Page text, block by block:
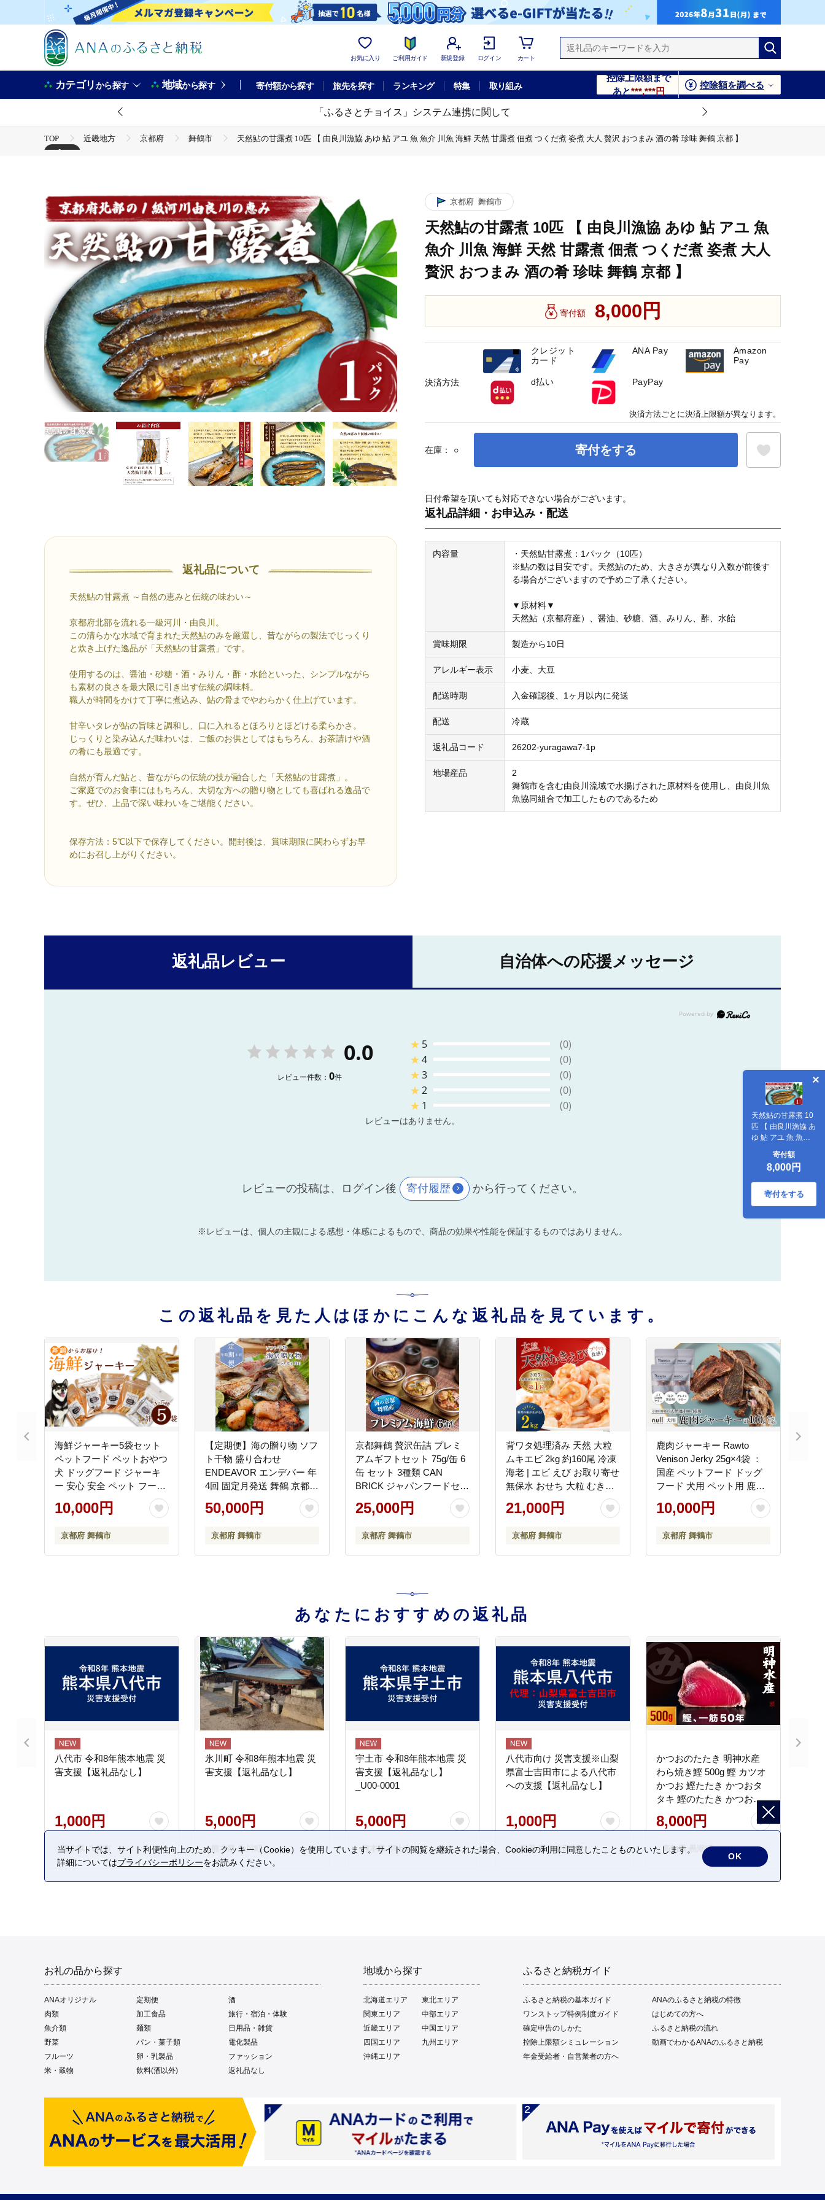
お気に入り ご利用ガイド 新規登録 ログイン カート
カテゴリから探す 地域から探す 寄付額から探す 旅先を探す ランキング 特集 取り組み
控除上限額まで
あと***,***円
控除額を調べる
「ふるさとチョイス」システム連携に関して
TOP 近畿地方 京都府 舞鶴市 天然鮎の甘露煮 10匹 【 由良川漁協 あゆ 鮎 アユ 魚 魚介 川魚 海鮮 天然 甘露煮 佃煮 つくだ煮 姿煮 大人 贅沢 おつまみ 酒の肴 珍味 舞鶴 京都 】
+1
返礼品について
天然鮎の甘露煮 ～自然の恵みと伝統の味わい～
京都府北部を流れる一級河川・由良川。
この清らかな水域で育まれた天然鮎のみを厳選し、昔ながらの製法でじっくり
と炊き上げた逸品が「天然鮎の甘露煮」です。
使用するのは、醤油・砂糖・酒・みりん・酢・水飴といった、シンプルながら
も素材の良さを最大限に引き出す伝統の調味料。
職人が時間をかけて丁寧に煮込み、鮎の骨までやわらかく仕上げています。
甘辛いタレが鮎の旨味と調和し、口に入れるとほろりとほどける柔らかさ。
じっくりと染み込んだ味わいは、ご飯のお供としてはもちろん、お茶請けや酒
の肴にも最適です。
自然が育んだ鮎と、昔ながらの伝統の技が融合した「天然鮎の甘露煮」。
ご家庭でのお食事にはもちろん、大切な方への贈り物としても喜ばれる逸品で
す。ぜひ、上品で深い味わいをご堪能ください。
保存方法：5℃以下で保存してください。開封後は、賞味期限に関わらずお早
めにお召し上がりください。
京都府 舞鶴市
天然鮎の甘露煮 10匹 【 由良川漁協 あゆ 鮎 アユ 魚
魚介 川魚 海鮮 天然 甘露煮 佃煮 つくだ煮 姿煮 大人
贅沢 おつまみ 酒の肴 珍味 舞鶴 京都 】
寄付額 8,000円
在庫： ○ 寄付をする
天然鮎の甘露煮 10
匹 【 由良川漁協 あ
ゆ 鮎 アユ 魚 魚介
川魚 海鮮 天然 甘露
煮 佃煮 つくだ煮 姿
煮 大人 贅沢 おつま
み 酒の肴 珍味 舞鶴
京都 】
寄付額
8,000円
寄付をする
日付希望を頂いても対応できない場合がございます。
返礼品詳細・お申込み・配送
内容量
・天然鮎甘露煮：1パック（10匹）
※鮎の数は目安です。天然鮎のため、大きさが異なり入数が前後す
る場合がございますので予めご了承ください。
▼原材料▼
天然鮎（京都府産）、醤油、砂糖、酒、みりん、酢、水飴
賞味期限 製造から10日
アレルギー表示 小麦、大豆
配送時期 入金確認後、1ヶ月以内に発送
配送 冷蔵
返礼品コード 26202-yuragawa7-1p
地場産品
2
舞鶴市を含む由良川流域で水揚げされた原材料を使用し、由良川魚
魚協同組合で加工したものであるため
決済方法
クレジット
カード
ANA Pay
Amazon
Pay
d払い PayPay
決済方法ごとに決済上限額が異なります。
返礼品レビュー 自治体への応援メッセージ
0.0
レビュー件数： 0件
★ 5
(0)
★4
(0)
★3
(0)
★2
(0)
★ 1 (0)
レビューはありません。
レビューの投稿は、ログイン後 寄付履歴 から行ってください。
※レビューは、個人の主観による感想・体感によるもので、商品の効果や性能を保証するものではありません。
この返礼品を見た人はほかにこんな返礼品を見ています。
海鮮ジャーキー5袋セット
ペットフード ペットおやつ
犬 ドッグフード ジャーキ
ー 安心 安全 ペット フード
ペット用品 いぬ 犬用 魚 海
鮮 ごはん ご飯 餌 エサ わん
鶴市 京都府
10,000円
京都府 舞鶴市
【定期便】海の贈り物 ソフ
ト干物 盛り合わせ
ENDEAVOR エンデバー 年
4回 固定月発送 舞鶴 京都
ソフト干物 干物 生干物 新
感覚 TV出演 人気
50,000円
京都府 舞鶴市
京都舞鶴 贅沢缶詰 プレミ
アムギフトセット 75g/缶 6
缶 セット 3種類 CAN
BRICK ジャパンフードセレ
クション 金賞 受賞 サワラ
のゆずしょう油 ゆずしょう
願寺とうがらし 魚 海鮮 シ
ーフード 旬 サワラ 鰆 缶詰
25,000円
京都府 舞鶴市
背ワタ処理済み 天然 大粒
ムキエビ 2kg 約160尾 冷凍
海老 | エビ えび お取り寄せ
無保水 おせち 大粒 むきえ
び むきエビ むき身 背わた
なし 処理済 下ごしらえ不
21,000円
京都府 舞鶴市
鹿肉ジャーキー Rawto
Venison Jerky 25g×4袋 ：
国産 ペットフード ドッグ
フード 犬用 ペット用 鹿肉
ジャーキー 無添加 おやつ
ご褒美 高たんぱく 低脂肪
亜鉛
10,000円
京都府 舞鶴市
あなたにおすすめの返礼品
八代市 令和8年熊本地震 災
害支援【返礼品なし】
1,000円
熊本県 八代市
氷川町 令和8年熊本地震 災
害支援【返礼品なし】
5,000円
熊本県 氷川町
宇土市 令和8年熊本地震 災
害支援【返礼品なし】
_U00-0001
5,000円
熊本県 宇土市
八代市向け 災害支援※山梨
県富士吉田市による八代市
への支援【返礼品なし】
1,000円
山梨県 富士吉田市
かつおのたたき 明神水産
わら焼き鰹 500g 鰹 カツオ
かつお 鰹たたき かつおタ
タキ 鰹のたたき かつおの
タタキ 藁焼き わら焼き 魚
さかな 海鮮 刺身 お刺身 冷
ご当地 本場 高知 黒潮町 ギ
フト 贈答品 人気 返礼品 ふ
るさと納税 魚介類 高知県
8,000円
高知県 黒潮町
お礼の品から探す
ANAオリジナル 定期便
酒
肉類
加工食品
旅行・宿泊・体験
魚介類
麺類
日用品・雑貨
野菜
パン・菓子類
電化製品
フルーツ
卵・乳製品
ファッション
米・穀物
飲料(酒以外) 返礼品なし
地域から探す
北海道エリア
東北エリア
関東エリア
中部エリア
近畿エリア
中国エリア
四国エリア
九州エリア
沖縄エリア
ふるさと納税ガイド
ふるさと納税の基本ガイド
ANAのふるさと納税の特徴
ワンストップ特例制度ガイド
はじめての方へ
確定申告のしかた
ふるさと納税の流れ
控除上限額シミュレーション
動画でわかるANAのふるさと納税
年金受給者・自営業者の方へ
当サイトでは、サイト利便性向上のため、クッキー（Cookie）を使用しています。サイトの閲覧を継続された場合、Cookieの利用に同意したことものといたします。
詳細についてはプライバシーポリシーをお読みください。
OK